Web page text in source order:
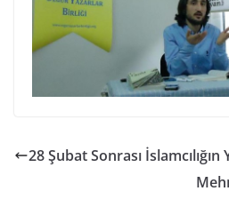
28 Şubat Sonrası İslamcılığın